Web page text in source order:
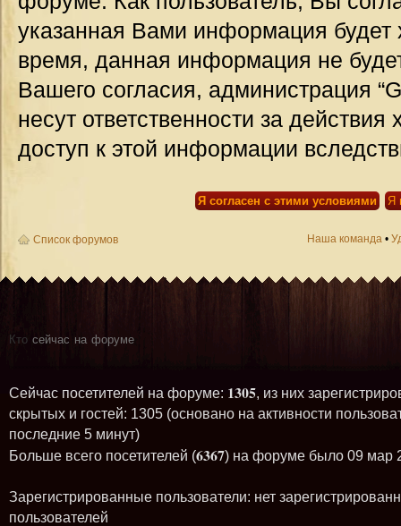
указанная Вами информация будет
время, данная информация не
Вашего согласия, администрация
несут ответственности за
доступ к этой информации
Список форумов Наша команда •
Кто сейчас на форуме
Сейчас посетителей на форуме: 1305, из них
скрытых и гостей: 1305 (основано на активности
последние 5 минут)
Больше всего посетителей (6367) на форуме было 09 мар
Зарегистрированные пользователи: нет
пользователей